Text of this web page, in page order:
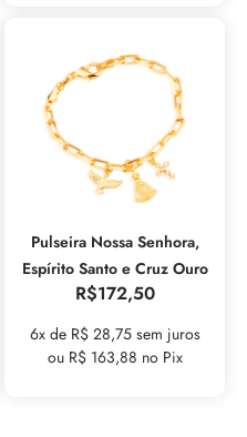
Pulseira Nossa Senhora,
Espírito Santo e Cruz Ouro
R$172,50
6x de R$ 28,75 sem juros
ou R$ 163,88 no Pix